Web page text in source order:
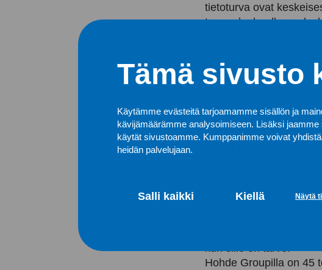
Tämä sivusto
Käytämme evästeitä tarjoamamme sisällön ja
kävijämäärämme analysoimiseen. Lisäksi
käytät sivustoamme. Kumppanimme voivat
heidän palvelujaan.
Salli kaikki Kiellä Näytä
tietoturva ovat
terveydenhuollon
mahdollistamassa tätä
Hohteen kapasiteettia
luottavat Enfon
johtaja Tomi Rönkkö.
Helpotusta
tarpeissa.
”Tämä on henkilöstön
Hohde Groupilla on 45